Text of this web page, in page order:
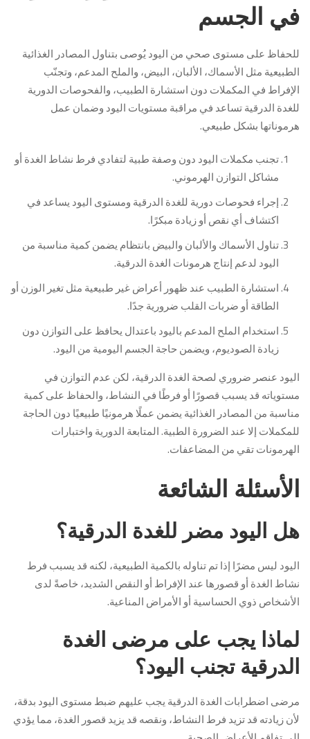
في الجسم
للحفاظ على مستوى صحي من اليود يُوصى بتناول المصادر الغذائية
الطبيعية مثل الأسماك، الألبان، البيض، والملح المدعم، وتجنّب
الإفراط في المكملات دون استشارة الطبيب، والفحوصات الدورية
للغدة الدرقية تساعد في مراقبة مستويات اليود وضمان عمل
هرموناتها بشكل طبيعي.
تجنب مكملات اليود دون وصفة طبية لتفادي فرط نشاط الغدة أو
مشاكل التوازن الهرموني.
إجراء فحوصات دورية للغدة الدرقية ومستوى اليود يساعد في
اكتشاف أي نقص أو زيادة مبكرًا.
تناول الأسماك والألبان والبيض بانتظام يضمن كمية مناسبة من
اليود لدعم إنتاج هرمونات الغدة الدرقية.
استشارة الطبيب عند ظهور أعراض غير طبيعية مثل تغير الوزن أو
الطاقة أو ضربات القلب ضرورية جدًا.
استخدام الملح المدعم باليود باعتدال يحافظ على التوازن دون
زيادة الصوديوم، ويضمن حاجة الجسم اليومية من اليود.
اليود عنصر ضروري لصحة الغدة الدرقية، لكن عدم التوازن في
مستوياته قد يسبب قصورًا أو فرطًا في النشاط، والحفاظ على كمية
مناسبة من المصادر الغذائية يضمن عملًا هرمونيًا طبيعيًا دون الحاجة
للمكملات إلا عند الضرورة الطبية. المتابعة الدورية واختبارات
الهرمونات تقي من المضاعفات.
الأسئلة الشائعة
هل اليود مضر للغدة الدرقية؟
اليود ليس مضرًا إذا تم تناوله بالكمية الطبيعية، لكنه قد يسبب فرط
نشاط الغدة أو قصورها عند الإفراط أو النقص الشديد، خاصةً لدى
الأشخاص ذوي الحساسية أو الأمراض المناعية.
لماذا يجب على مرضى الغدة
الدرقية تجنب اليود؟
مرضى اضطرابات الغدة الدرقية يجب عليهم ضبط مستوى اليود بدقة،
لأن زيادته قد تزيد فرط النشاط، ونقصه قد يزيد قصور الغدة، مما يؤدي